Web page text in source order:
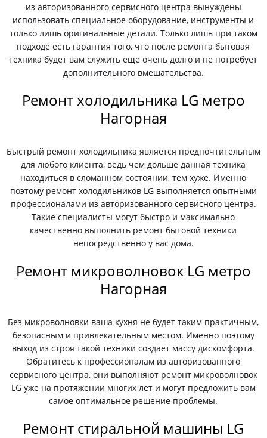
из авторизованного сервисного центра вынуждены
использовать специальное оборудование, инструменты и
только лишь оригинальные детали. Только лишь при таком
подходе есть гарантия того, что после ремонта бытовая
техника будет вам служить еще очень долго и не потребует
дополнительного вмешательства.
Ремонт холодильника LG метро
Нагорная
Быстрый ремонт холодильника является предпочтительным
для любого клиента, ведь чем дольше данная техника
находиться в сломанном состоянии, тем хуже. Именно
поэтому ремонт холодильников LG выполняется опытными
профессионалами из авторизованного сервисного центра.
Такие специалисты могут быстро и максимально
качественно выполнить ремонт бытовой техники
непосредственно у вас дома.
Ремонт микроволновок LG метро
Нагорная
Без микроволновки ваша кухня не будет таким практичным,
безопасным и привлекательным местом. Именно поэтому
выход из строя такой техники создает массу дискомфорта.
Обратитесь к профессионалам из авторизованного
сервисного центра, они выполняют ремонт микроволновок
LG уже на протяжении многих лет и могут предложить вам
самое оптимальное решение проблемы.
Ремонт стиральной машины LG